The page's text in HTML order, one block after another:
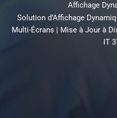
Affichage
Solution d’Affichage
Multi-Écrans | Mise à Jour à
IT